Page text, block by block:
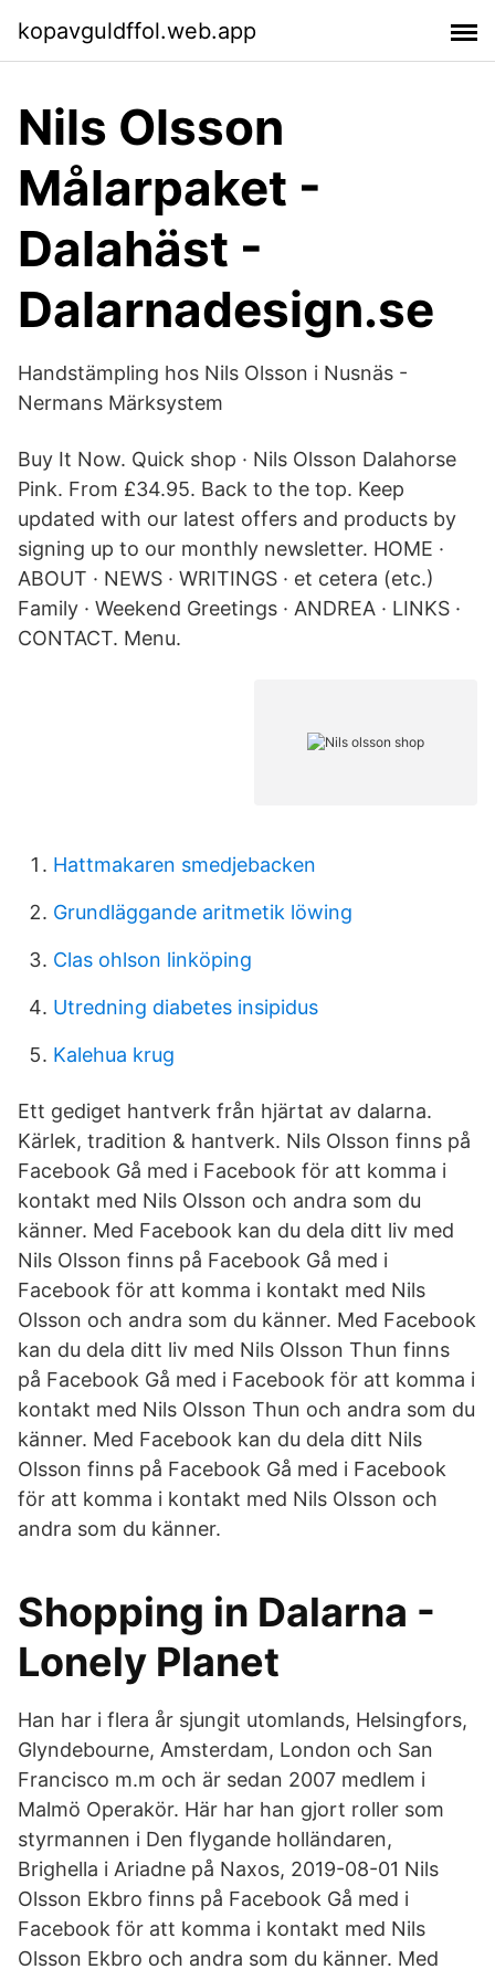
kopavguldffol.web.app
Nils Olsson
Målarpaket -
Dalahäst -
Dalarnadesign.se
Handstämpling hos Nils Olsson i Nusnäs -
Nermans Märksystem
Buy It Now. Quick shop · Nils Olsson Dalahorse
Pink. From £34.95. Back to the top. Keep
updated with our latest offers and products by
signing up to our monthly newsletter. HOME ·
ABOUT · NEWS · WRITINGS · et cetera (etc.)
Family · Weekend Greetings · ANDREA · LINKS ·
CONTACT. Menu.
Hattmakaren smedjebacken
Grundläggande aritmetik löwing
Clas ohlson linköping
Utredning diabetes insipidus
Kalehua krug
Ett gediget hantverk från hjärtat av dalarna.
Kärlek, tradition & hantverk. Nils Olsson finns på
Facebook Gå med i Facebook för att komma i
kontakt med Nils Olsson och andra som du
känner. Med Facebook kan du dela ditt liv med
Nils Olsson finns på Facebook Gå med i
Facebook för att komma i kontakt med Nils
Olsson och andra som du känner. Med Facebook
kan du dela ditt liv med Nils Olsson Thun finns
på Facebook Gå med i Facebook för att komma i
kontakt med Nils Olsson Thun och andra som du
känner. Med Facebook kan du dela ditt Nils
Olsson finns på Facebook Gå med i Facebook
för att komma i kontakt med Nils Olsson och
andra som du känner.
Shopping in Dalarna -
Lonely Planet
Han har i flera år sjungit utomlands, Helsingfors,
Glyndebourne, Amsterdam, London och San
Francisco m.m och är sedan 2007 medlem i
Malmö Operakör. Här har han gjort roller som
styrmannen i Den flygande holländaren,
Brighella i Ariadne på Naxos, 2019-08-01 Nils
Olsson Ekbro finns på Facebook Gå med i
Facebook för att komma i kontakt med Nils
Olsson Ekbro och andra som du känner. Med